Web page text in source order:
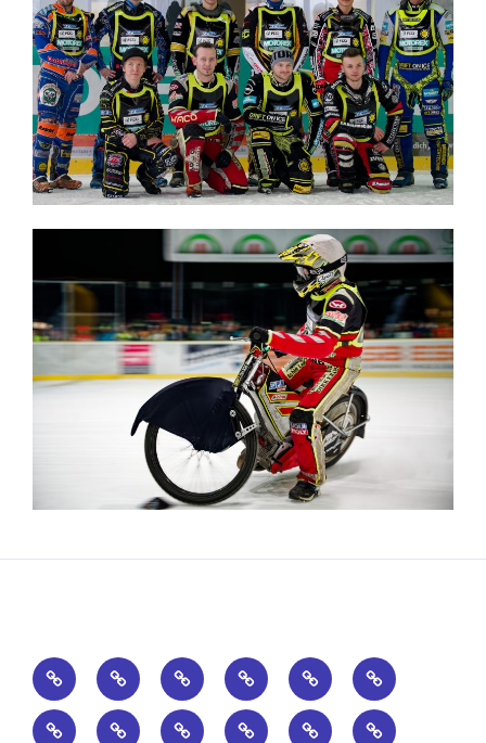
Home SportartenTermine Fotos Intern History
FundstückeHopfenland-
DRIFT
DRIFT
DRIFT
DRIFT